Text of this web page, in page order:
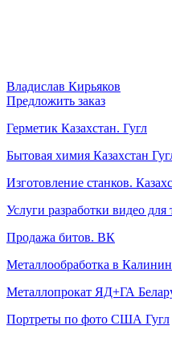
Владислав Кирьяков
Предложить заказ
Герметик Казахстан. Гугл
Бытовая химия Казахстан
Изготовление станков.
Услуги разработки видео
Продажа битов. ВК
Металлообработка в
Металлопрокат ЯД+ГА
Портреты по фото США Гугл